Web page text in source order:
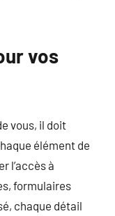
vos
vous, il doit
élément de
l’accès à
formulaires
chaque détail